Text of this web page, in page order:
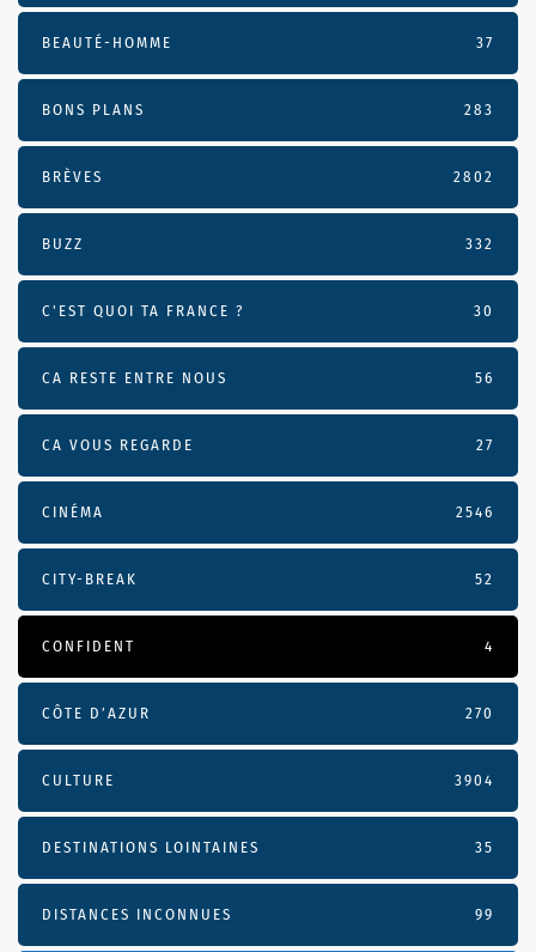
BEAUTÉ-HOMME 37
BONS PLANS 283
BRÈVES 2802
BUZZ 332
C'EST QUOI TA FRANCE ? 30
CA RESTE ENTRE NOUS 56
CA VOUS REGARDE 27
CINÉMA 2546
CITY-BREAK 52
CONFIDENT 4
CÔTE D’AZUR 270
CULTURE 3904
DESTINATIONS LOINTAINES 35
DISTANCES INCONNUES 99